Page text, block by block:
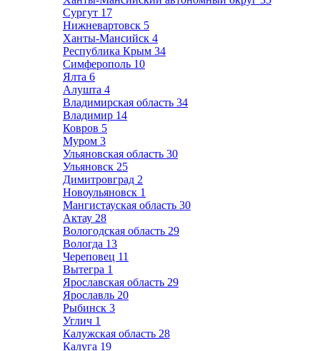
Сургут 17
Нижневартовск 5
Ханты-Мансийск 4
Республика Крым 34
Симферополь 10
Ялта 6
Алушта 4
Владимирская область 34
Владимир 14
Ковров 5
Муром 3
Ульяновская область 30
Ульяновск 25
Димитровград 2
Новоульяновск 1
Мангистауская область 30
Актау 28
Вологодская область 29
Вологда 13
Череповец 11
Вытегра 1
Ярославская область 29
Ярославль 20
Рыбинск 3
Углич 1
Калужская область 28
Калуга 19